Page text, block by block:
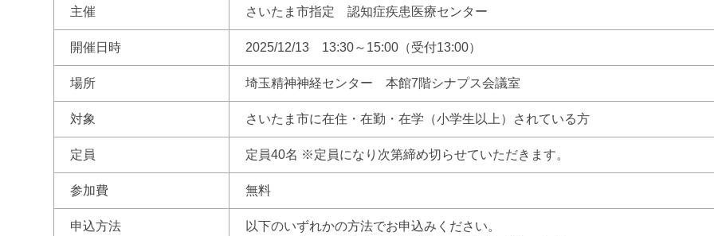
主催 さいたま市指定 認知症疾患医療センター
開催日時 2025/12/13 13:30～15:00（受付13:00）
場所 埼玉精神神経センター 本館7階シナプス会議室
対象 さいたま市に在住・在勤・在学（小学生以上）されている方
定員 定員40名 ※定員になり次第締め切らせていただきます。
参加費 無料
申込方法
以下のいずれかの方法でお申込みください。